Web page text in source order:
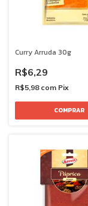
Curry Arruda 30g
R$6,29
R$5,98 com Pix